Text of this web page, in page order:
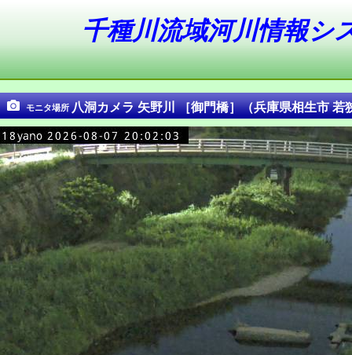
千種川流域河川情報シ
モニタ場所八洞カメラ 矢野川 ［御門橋］（兵庫県相生市 若